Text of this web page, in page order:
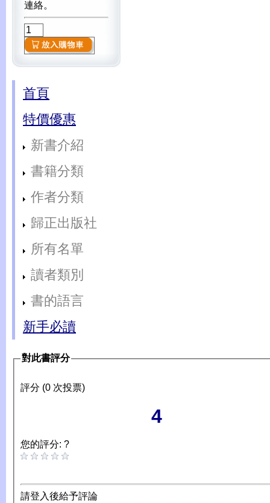
連絡。
首頁
特價優惠
新書介紹
書籍分類
作者分類
歸正出版社
所有名單
讀者類別
書的語言
新手必讀
對此書評分
評分 (0 次投票)
4
您的評分: ?
請登入後給予評論